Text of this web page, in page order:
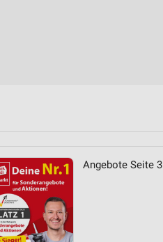
Angebote Seite 3
von Daten aus verschiedenen